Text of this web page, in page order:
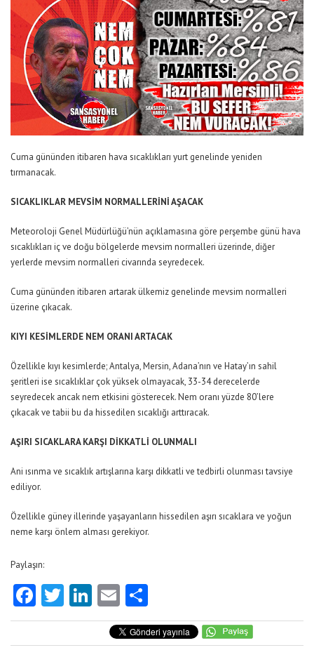
Cuma gününden itibaren hava sıcaklıkları yurt genelinde yeniden
tırmanacak.
SICAKLIKLAR MEVSİM NORMALLERİNİ AŞACAK
Meteoroloji Genel Müdürlüğü’nün açıklamasına göre perşembe günü hava
sıcaklıkları iç ve doğu bölgelerde mevsim normalleri üzerinde, diğer
yerlerde mevsim normalleri civarında seyredecek.
Cuma gününden itibaren artarak ülkemiz genelinde mevsim normalleri
üzerine çıkacak.
KIYI KESİMLERDE NEM ORANI ARTACAK
Özellikle kıyı kesimlerde; Antalya, Mersin, Adana’nın ve Hatay’ın sahil
şeritleri ise sıcaklıklar çok yüksek olmayacak, 33-34 derecelerde
seyredecek ancak nem etkisini gösterecek. Nem oranı yüzde 80’lere
çıkacak ve tabii bu da hissedilen sıcaklığı arttıracak.
AŞIRI SICAKLARA KARŞI DİKKATLİ OLUNMALI
Ani ısınma ve sıcaklık artışlarına karşı dikkatli ve tedbirli olunması tavsiye
ediliyor.
Özellikle güney illerinde yaşayanların hissedilen aşırı sıcaklara ve yoğun
neme karşı önlem alması gerekiyor.
Paylaşın:
Facebook
Twitter
LinkedIn
Email